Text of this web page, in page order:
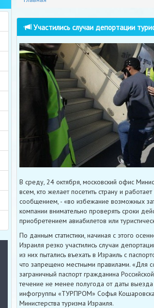
Участились случаи депортации
В среду, 24 октября, московский офис
всем, кто желает посетить страну и
сообщением, - «во избежание возможных
компании внимательно проверять сроки
приобретением авиабилетов или
По данным статистики, начиная с этого
Израиля резко участились случаи
из них пытались въехать в Израиль с
что запрещено местными правилами. «Для
заграничный паспорт гражданина
течение не менее полугода от даты выезда
инфогруппы «ТУРПРОМ» Софья
Министерства туризма Израиля.